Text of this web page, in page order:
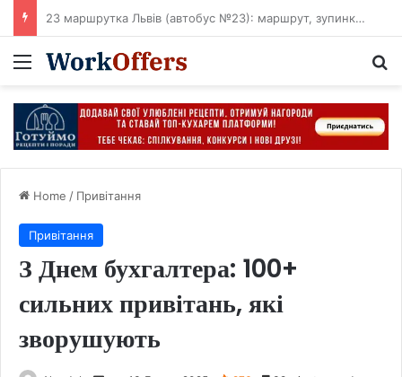
116 автобус Кропивницький: маршрут, зупинки, розклад і схема руху
Menu
Home / Привітання
Привітання
З Днем бухгалтера: 100+
сильних привітань, які
зворушують